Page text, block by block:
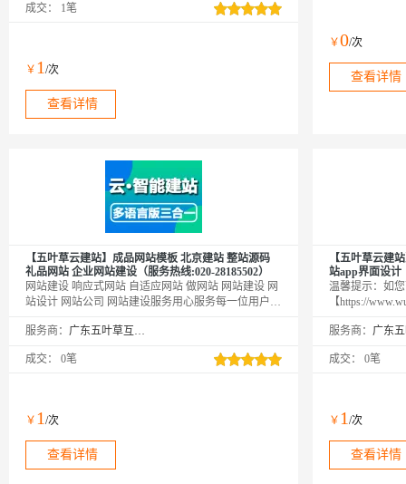
成交： 1笔
￥ 1 /次
查看详情
￥0/次
查看详情
【五叶草云建站】成品网站模板 北京建站 整站源码
礼品网站 企业网站建设（服务热线:020-28185502）
网站建设 响应式网站 自适应网站 做网站 网站建设 网
站设计 网站公司 网站建设服务用心服务每一位用户|
【https://www.wuyecao.net（复制访问）进入五叶草官
品（如遇问题，联系售后）】【该产品合适各个行
服务商： 广东五叶草互联网科技有限公司
成交： 0笔
￥ 1 /次
查看详情
【五叶草云建
站app界面设计
温馨提示：如
【https://
品（如遇问题
服务商：
成交： 0笔
￥ 1/次
查看详情